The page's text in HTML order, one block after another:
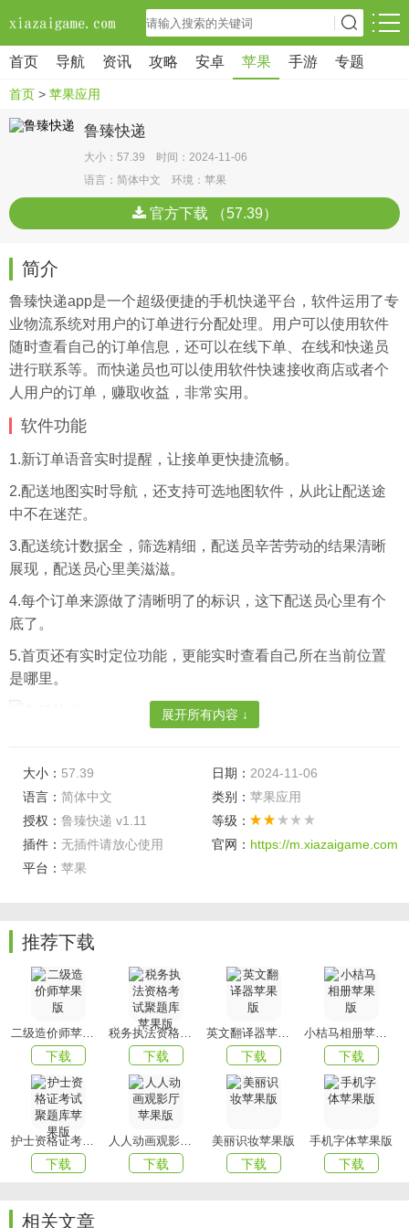
首页 导航 资讯 攻略 安卓 苹果 手游 专题
首页 > 苹果应用
鲁臻快递
大小：57.39 时间：2024-11-06
语言：简体中文 环境：苹果
官方下载 （57.39）
简介
鲁臻快递app是一个超级便捷的手机快递平台，软件运用了专
业物流系统对用户的订单进行分配处理。用户可以使用软件
随时查看自己的订单信息，还可以在线下单、在线和快递员
进行联系等。而快递员也可以使用软件快速接收商店或者个
人用户的订单，赚取收益，非常实用。
软件功能
1.新订单语音实时提醒，让接单更快捷流畅。
2.配送地图实时导航，还支持可选地图软件，从此让配送途
中不在迷茫。
3.配送统计数据全，筛选精细，配送员辛苦劳动的结果清晰
展现，配送员心里美滋滋。
4.每个订单来源做了清晰明了的标识，这下配送员心里有个
底了。
5.首页还有实时定位功能，更能实时查看自己所在当前位置
是哪里。
1.这是一款可以快速配送接单的新平台，让店员们可以了解
的相当的清晰;
了新的订单配送方式;
软件亮点
1.筛选精细，让配送员们可以安全无忧的去进行，订单信息
化也是越来越全面。
2.给与了您新的获得模式，实时定位的格局，让配送成为了
最快捷的渠道。
以上就是xiazai小编今天为大家带来的鲁臻快递的内容介绍
了，想要下载更多APP就来
mmxiazai吧!
展开所有内容 ↓
大小： 57.39 日期： 2024-11-06
语言： 简体中文 类别： 苹果应用
授权： 鲁臻快递 v1.11
等级：
插件： 无插件请放心使用 官网： https://m.xiazaigame.com
平台： 苹果
推荐下载
二级造价师苹果版
下载
税务执法资格考试聚题库苹果版
下载
英文翻译器苹果版
下载
小桔马相册苹果版
下载
护士资格证考试聚题库苹果版
下载
人人动画观影厅苹果版
下载
美丽识妆苹果版
下载
手机字体苹果版
下载
相关文章